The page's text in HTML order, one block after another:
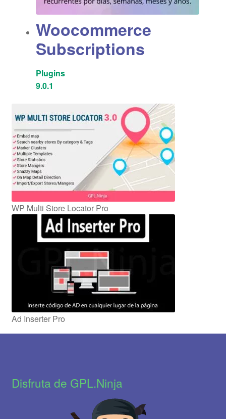
Woocommerce
Subscriptions
Plugins
9.0.1
WP Multi Store Locator Pro
Ad Inserter Pro
Disfruta de GPL.Ninja